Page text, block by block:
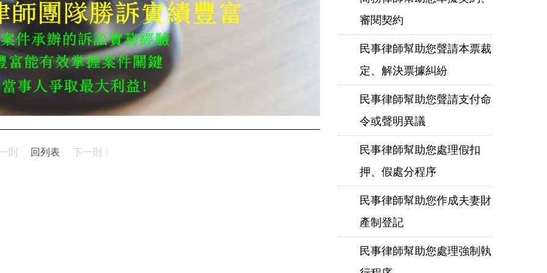
則 回列表 下一則 〉
審閱契約
民事律師幫助您聲請本票裁
定、解決票據糾紛
民事律師幫助您聲請支付命
令或聲明異議
民事律師幫助您處理假扣
押、假處分程序
民事律師幫助您作成夫妻財
產制登記
民事律師幫助您處理強制執